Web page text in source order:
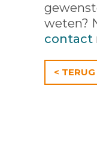
weten?
contact
<